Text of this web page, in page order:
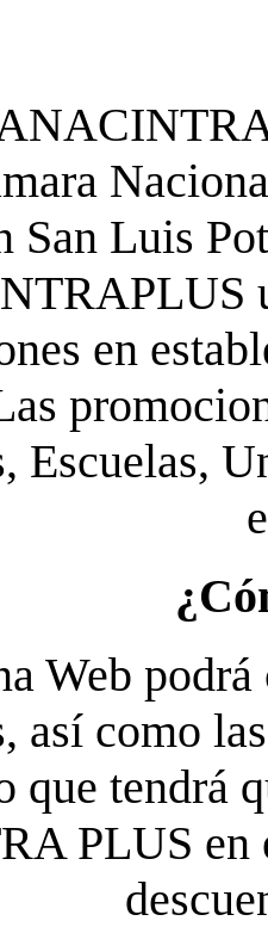
San Luis
en
Escuelas,
Web
así como
que tendrá
PLUS en